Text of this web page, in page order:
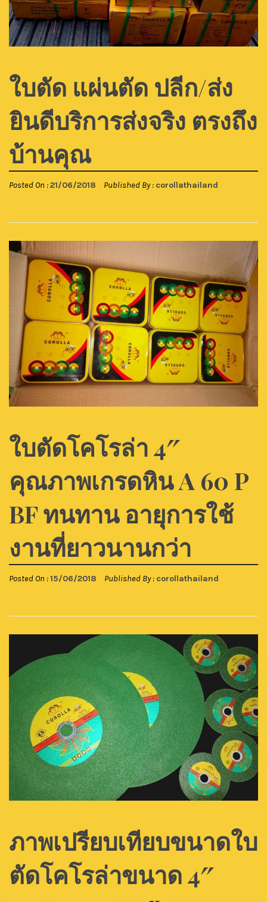
ใบตัด แผ่นตัด ปลีก/ส่ง
ยินดีบริการส่งจริง ตรงถึง
บ้านคุณ
Posted On :21/06/2018 Published By : corollathailand
ใบตัดโคโรล่า 4″
คุณภาพเกรดหิน A 60 P
BF ทนทาน อายุการใช้
งานที่ยาวนานกว่า
Posted On :15/06/2018 Published By : corollathailand
ภาพเปรียบเทียบขนาดใบ
ตัดโคโรล่าขนาด 4″